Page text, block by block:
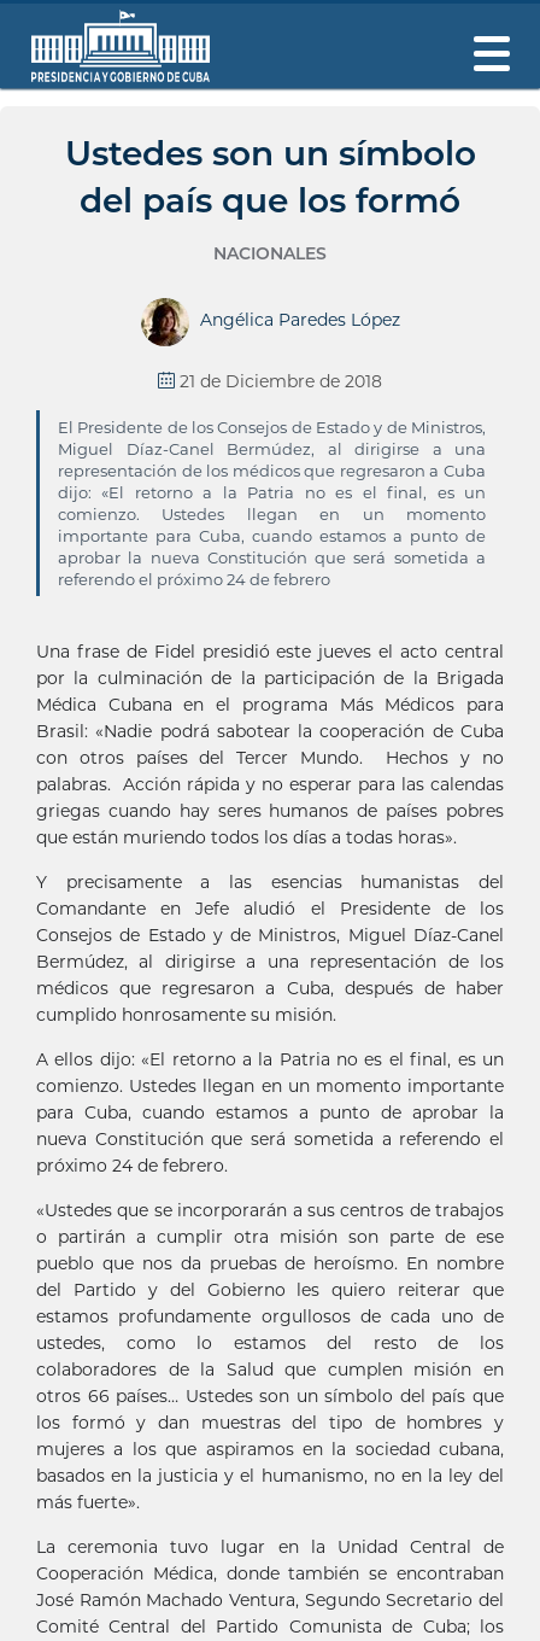
Ustedes son un símbolo
del país que los formó
NACIONALES
Angélica Paredes López
21 de Diciembre de 2018
El Presidente de los Consejos de Estado y de Ministros,
Miguel Díaz-Canel Bermúdez, al dirigirse a una
representación de los médicos que regresaron a Cuba
dijo: «El retorno a la Patria no es el final, es un
comienzo. Ustedes llegan en un momento
importante para Cuba, cuando estamos a punto de
aprobar la nueva Constitución que será sometida a
referendo el próximo 24 de febrero
Estudios Revolución
Una frase de Fidel presidió este jueves el acto central
por la culminación de la participación de la Brigada
Médica Cubana en el programa Más Médicos para
Brasil: «Nadie podrá sabotear la cooperación de Cuba
con otros países del Tercer Mundo. Hechos y no
palabras. Acción rápida y no esperar para las calendas
griegas cuando hay seres humanos de países pobres
que están muriendo todos los días a todas horas».
Y precisamente a las esencias humanistas del
Comandante en Jefe aludió el Presidente de los
Consejos de Estado y de Ministros, Miguel Díaz-Canel
Bermúdez, al dirigirse a una representación de los
médicos que regresaron a Cuba, después de haber
cumplido honrosamente su misión.
A ellos dijo: «El retorno a la Patria no es el final, es un
comienzo. Ustedes llegan en un momento importante
para Cuba, cuando estamos a punto de aprobar la
nueva Constitución que será sometida a referendo el
próximo 24 de febrero.
«Ustedes que se incorporarán a sus centros de trabajos
o partirán a cumplir otra misión son parte de ese
pueblo que nos da pruebas de heroísmo. En nombre
del Partido y del Gobierno les quiero reiterar que
estamos profundamente orgullosos de cada uno de
ustedes, como lo estamos del resto de los
colaboradores de la Salud que cumplen misión en
otros 66 países… Ustedes son un símbolo del país que
los formó y dan muestras del tipo de hombres y
mujeres a los que aspiramos en la sociedad cubana,
basados en la justicia y el humanismo, no en la ley del
más fuerte».
La ceremonia tuvo lugar en la Unidad Central de
Cooperación Médica, donde también se encontraban
José Ramón Machado Ventura, Segundo Secretario del
Comité Central del Partido Comunista de Cuba; los